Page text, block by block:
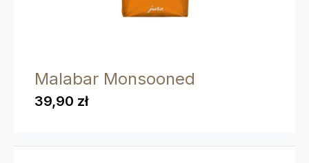
Malabar Monsooned
39,90 zł